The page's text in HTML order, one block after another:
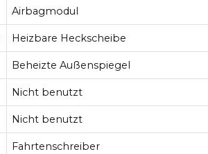
Airbagmodul
Heizbare Heckscheibe
Beheizte Außenspiegel
Nicht benutzt
Nicht benutzt
Fahrtenschreiber